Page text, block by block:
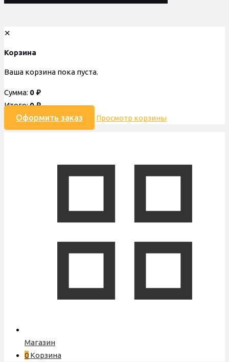
✕
Корзина
Ваша корзина пока пуста.
Сумма: 0 ₽
Итого:0₽
Оформить заказ Просмотр корзины
Магазин
0 Корзина